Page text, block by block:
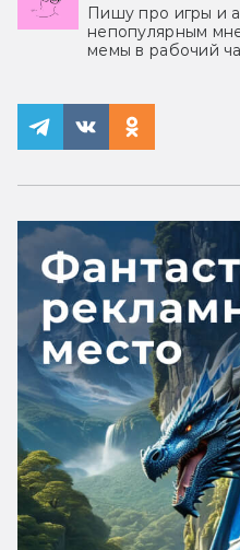
Пишу про игры и
непопулярным
мемы в рабочий